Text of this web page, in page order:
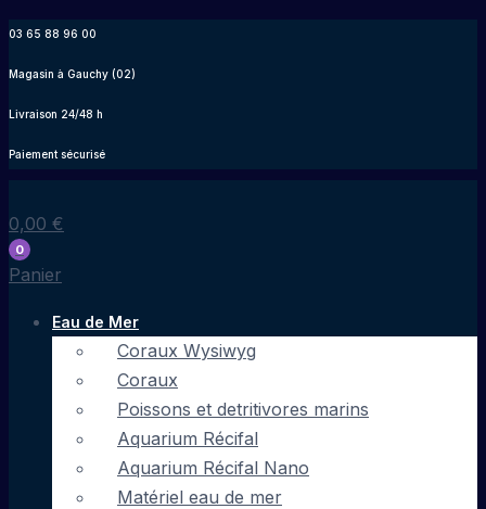
contenu
03 65 88 96 00
Magasin à Gauchy (02)
Livraison 24/48 h
Paiement sécurisé
0,00 €
0
Panier
Eau de Mer
Coraux Wysiwyg
Coraux
Poissons et detritivores marins
Aquarium Récifal
Aquarium Récifal Nano
Matériel eau de mer